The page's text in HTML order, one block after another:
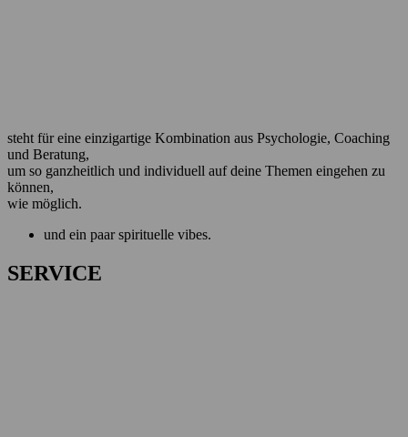
steht für eine einzigartige Kombination aus Psychologie, Coaching
und Beratung,
um so ganzheitlich und individuell auf deine Themen eingehen zu
können,
wie möglich.
und ein paar spirituelle vibes.
SERVICE